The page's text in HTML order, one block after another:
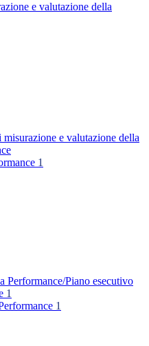
e valutazione della
misurazione e valutazione della
1
Performance/Piano esecutivo
1
1